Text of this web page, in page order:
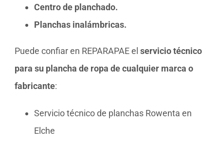
Centro de planchado.
Planchas inalámbricas.
Puede confiar en REPARAPAE el servicio técnico
para su plancha de ropa de cualquier marca o
fabricante:
Servicio técnico de planchas Rowenta en
Elche